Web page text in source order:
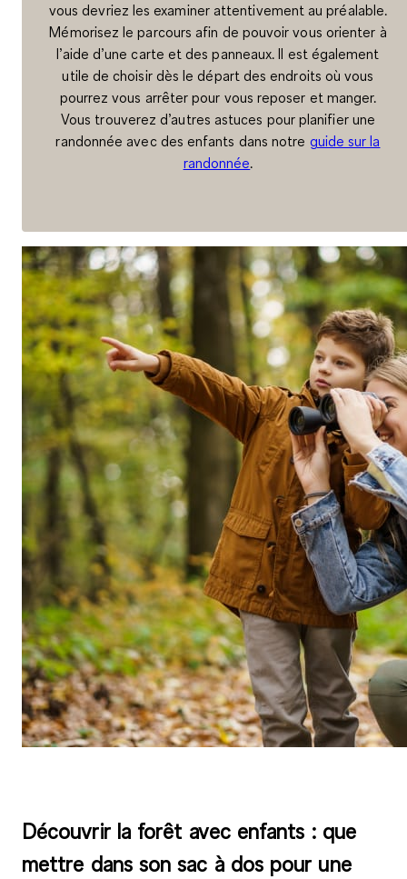
vous devriez les examiner attentivement au préalable.
Mémorisez le parcours afin de pouvoir vous orienter à
l’aide d’une carte et des panneaux. Il est également
utile de choisir dès le départ des endroits où vous
pourrez vous arrêter pour vous reposer et manger.
Vous trouverez d’autres astuces pour planifier une
randonnée avec des enfants dans notre guide sur la
randonnée.
Découvrir la forêt avec enfants : que
mettre dans son sac à dos pour une